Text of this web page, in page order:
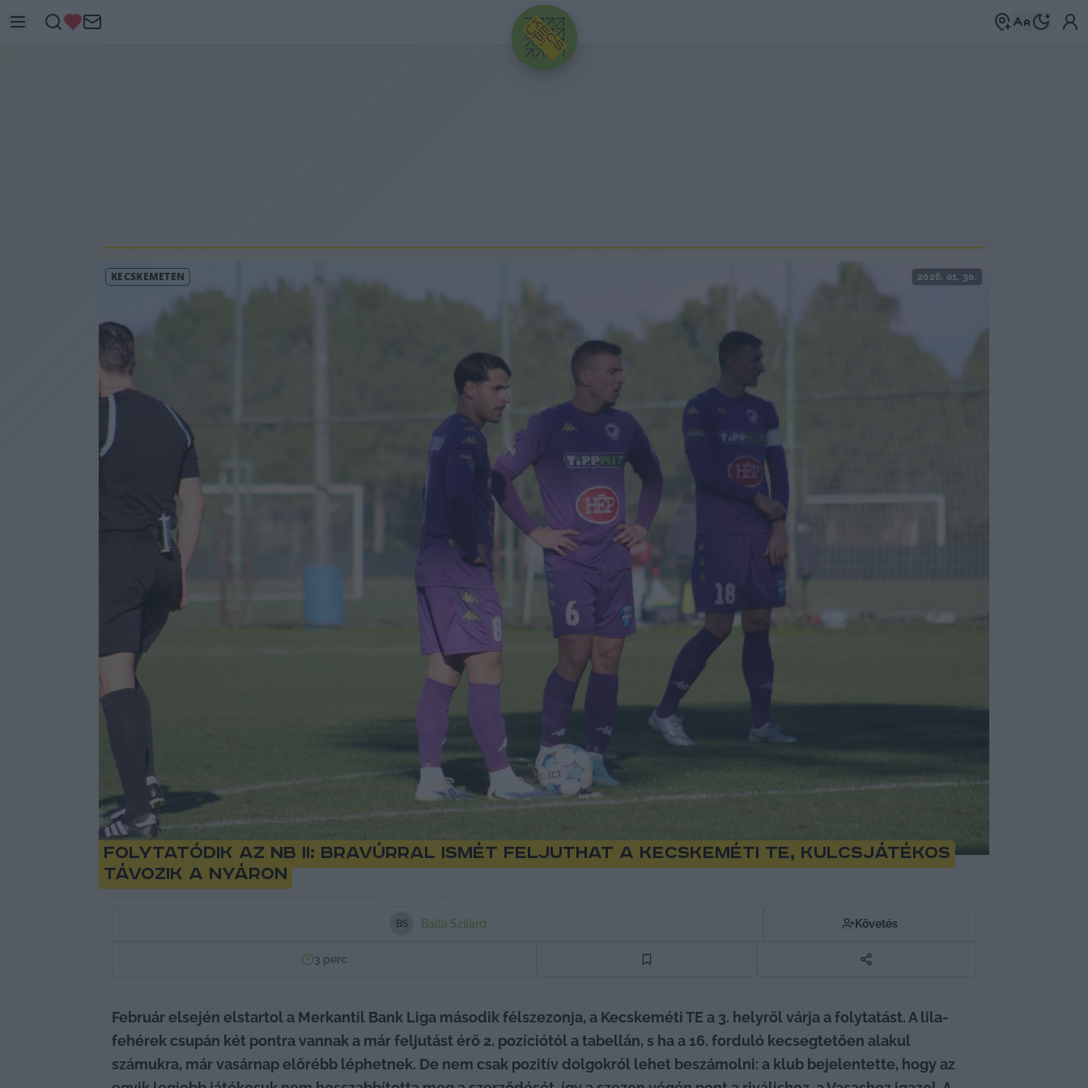
HIRDETÉS
KECSKEMÉTEN 2026. 01. 30.
Folytatódik az NB II: Bravúrral ismét feljuthat a Kecskeméti TE, kulcsjátékos
távozik a nyáron
BS Balla Szilárd Követés
3 perc
Február elsején elstartol a Merkantil Bank Liga második félszezonja, a Kecskeméti TE a 3. helyről várja a folytatást. A lila-
fehérek csupán két pontra vannak a már feljutást érő 2. pozíciótól a tabellán, s ha a 16. forduló kecsegtetően alakul
számukra, már vasárnap előrébb léphetnek. De nem csak pozitív dolgokról lehet beszámolni: a klub bejelentette, hogy az